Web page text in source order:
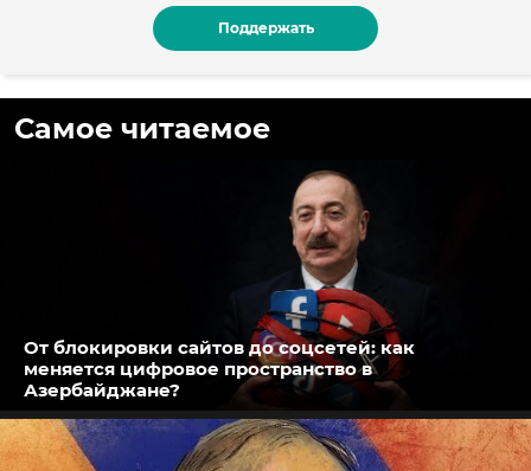
Поддержать
Самое читаемое
От блокировки сайтов до соцсетей: как
меняется цифровое пространство в
Азербайджане?